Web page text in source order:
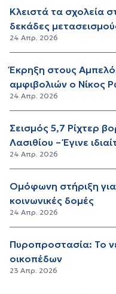
Κλειστά τα σχολεία
δεκάδες
24 Απρ. 2026
Έκρηξη στους
αμφιβολιών ο Νίκος
24 Απρ. 2026
Σεισμός 5,7 Ρίχτερ
Λασιθίου – Έγινε
24 Απρ. 2026
Ομόφωνη στήριξη
κοινωνικές δομές
24 Απρ. 2026
Πυροπροστασία: Το
οικοπέδων
23 Απρ. 2026